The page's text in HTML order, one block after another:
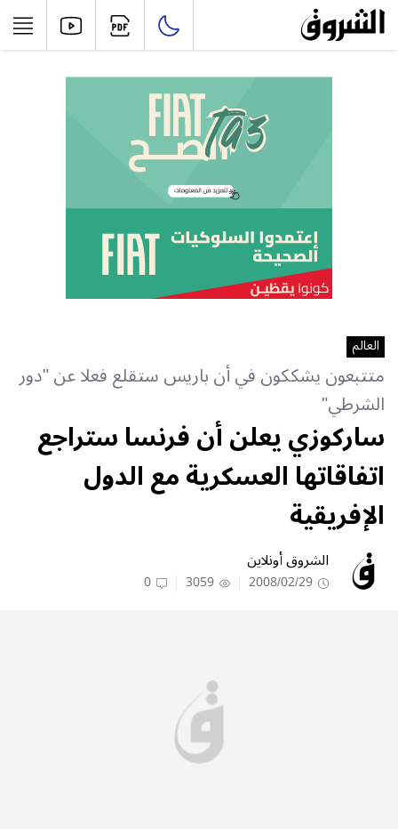
العالم
متتبعون‮ ‬يشككون‮ ‬في‮ ‬أن‮ ‬باريس‮ ‬ستقلع‮ ‬فعلا‮ ‬عن‮ "‬دور‮
‬الشرطي‮" ‬
ساركوزي‮ ‬يعلن‮ ‬أن‮ ‬فرنسا‮ ‬ستراجع‮
‬اتفاقاتها‮ ‬العسكرية‮ ‬مع‮ ‬الدول‮
‬الإفريقية‮
الشروق أونلاين
2008/02/29
3059
0